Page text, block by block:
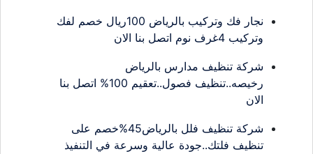
نجار فك وتركيب بالرياض 100ريال خصم لفك
وتركيب 4غرف نوم اتصل بنا الان
شركة تنظيف مدارس بالرياض
رخيصه..تنظيف فصول..تعقيم 100% اتصل بنا
الان
شركة تنظيف فلل بالرياض45%خصم على
تنظيف فلتك..جودة عالية وسرعة في التنفيذ